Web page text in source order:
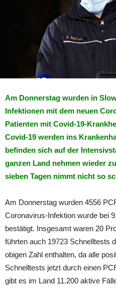
Am Donnerstag wurden in
Infektionen mit dem neuen
Patienten mit Covid-19-
Covid-19 werden ins
befinden sich auf der
ganzen Land nehmen wieder
sieben Tagen nimmt nicht so
Am Donnerstag wurden 4556
Coronavirus-Infektion wurde bei
bestätigt. Insgesamt waren 20
führten auch 19723 Schnelltests
obigen Zahl enthalten, da alle
Schnelltests jetzt durch einen
gibt es im Land 11.200 aktive